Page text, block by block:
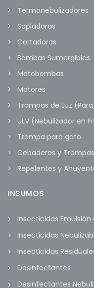
Termonebulizadores
Sopladoras
Cortadoras
Bombas Sumergibles
Motobombas
Motores
Trampas de Luz
ULV (Nebulizador en
Trampa para gato
Cebaderos y
Repelentes y
INSUMOS
Insecticidas
Insecticidas
Insecticidas
Desinfectantes
Desinfectantes